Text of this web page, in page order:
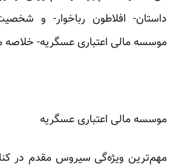
داستان- افلاطون رباخوار- و
موسسه مالی اعتباری عسگریه-
موسسه مالی اعتباری عسگریه
مهم‌ترین ویژه‌گی سیروس مقدم در